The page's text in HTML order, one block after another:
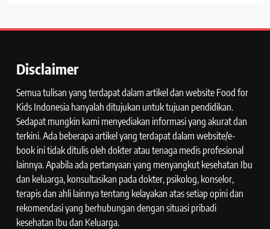
Disclaimer
Semua tulisan yang terdapat dalam artikel dan website Food for
Kids Indonesia hanyalah ditujukan untuk tujuan pendidikan.
Sedapat mungkin kami menyediakan informasi yang akurat dan
terkini. Ada beberapa artikel yang terdapat dalam website/e-
book ini tidak ditulis oleh dokter atau tenaga medis profesional
lainnya. Apabila ada pertanyaan yang menyangkut kesehatan Ibu
dan keluarga, konsultasikan pada dokter, psikolog, konselor,
terapis dan ahli lainnya tentang kelayakan atas setiap opini dan
rekomendasi yang berhubungan dengan situasi pribadi
kesehatan Ibu dan Keluarga.